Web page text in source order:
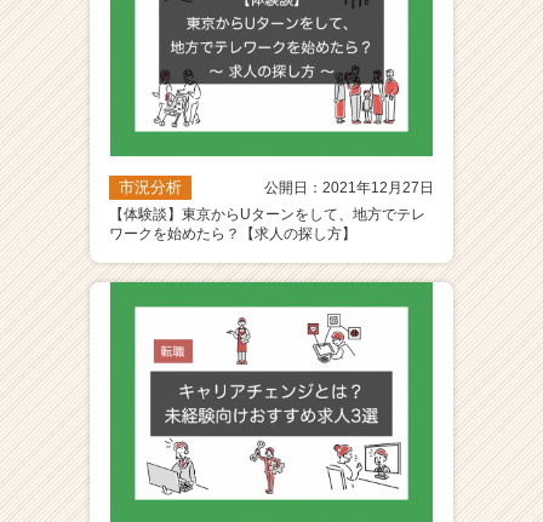
市況分析
公開日：2021年12月27日
【体験談】東京からUターンをして、地方でテレ
ワークを始めたら？【求人の探し方】